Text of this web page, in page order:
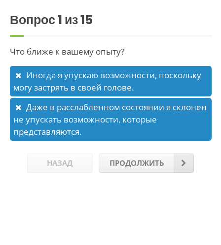
Вопрос1 из 15
Что ближе к вашему опыту?
Иногда я упускаю возможности, поскольку
могу застрять в своей голове.
Даже в расслабленном состоянии я склонен
не упускать возможности, которые
представляются.
НАЗАД ПРОДОЛЖИТЬ